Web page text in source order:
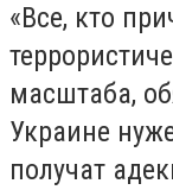
«Все, кто
масштаба,
Украине
получат